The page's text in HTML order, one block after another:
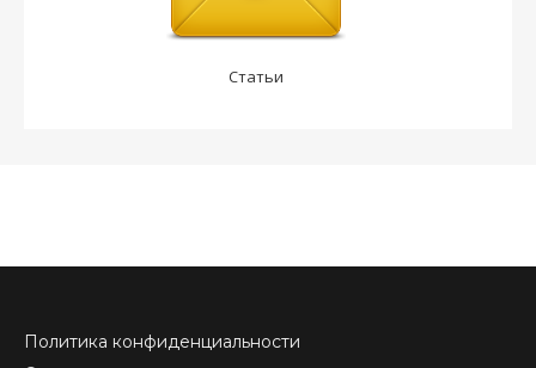
Статьи
Политика конфиденциальности